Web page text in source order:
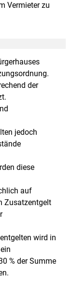
Vermieter zu
der
jedoch
diese
auf
Zusatzentgelt
wird in
% der Summe